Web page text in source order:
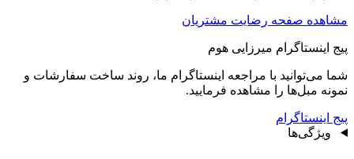
مشاهده صفحه رضايت مشتريان
پیج اینستاگرام میرزایی هوم
شما می‌توانید با مراجعه اینستاگرام ما، روند ساخت سفارشات و
نمونه مبل‌ها را مشاهده فرمایید.
پیج اینستاگرام
ویژگی‌ها